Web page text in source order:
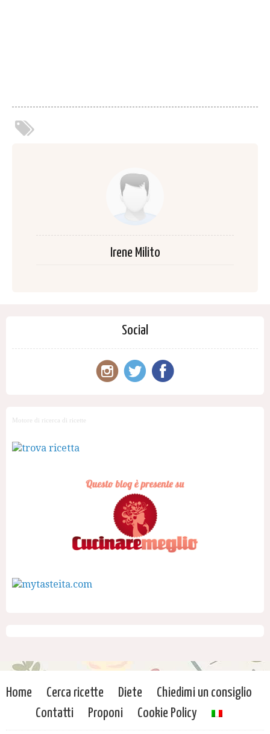
Irene Milito
Social
Motore di ricerca di ricette
Home Cerca ricette Diete
Chiedimi un consiglio
Contatti
Proponi Cookie Policy